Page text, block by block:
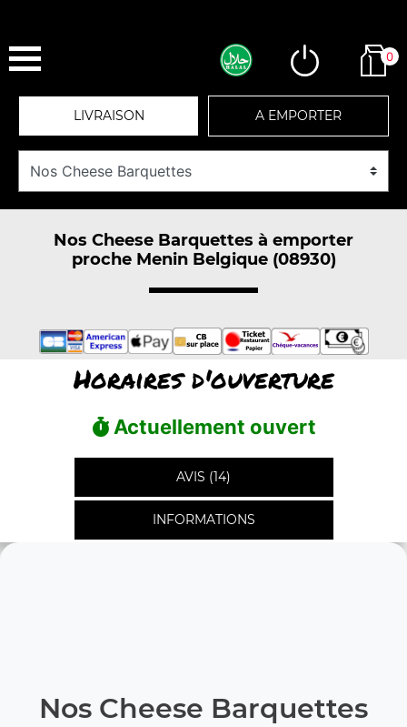
0
LIVRAISON A EMPORTER
Nos Cheese Barquettes à emporter
proche Menin Belgique (08930)
Horaires d'ouverture
Actuellement ouvert
AVIS (14)
INFORMATIONS
Nos Cheese Barquettes